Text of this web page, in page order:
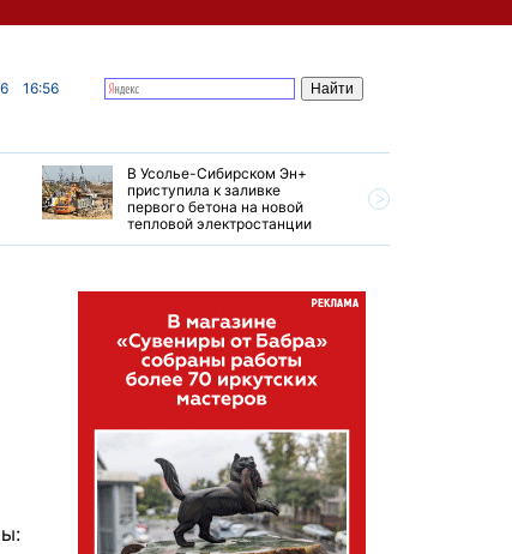
16:56
В Усолье-Сибирском Эн+
приступила к заливке
первого бетона на новой
тепловой электростанции